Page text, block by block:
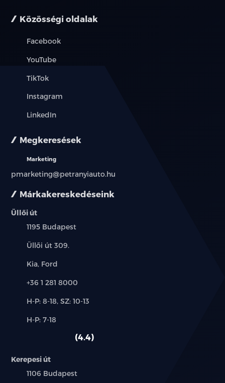
Márkakereskedéseink
Üllői út
Település:
1195 Budapest
Cím:
Üllői út 309.
Márkák:
Kia, Ford
Telefon:
+36 1 281 8000
Új-
használt
H-P: 8-18, SZ: 10-13
Alkatrész,
H-P: 7-18
4.4
Kerepesi út
Település:
1106 Budapest
Közösségi oldalak
Facebook
YouTube
TikTok
Instagram
LinkedIn
Megkeresések
Marketing
pmarketing@petranyiauto.hu